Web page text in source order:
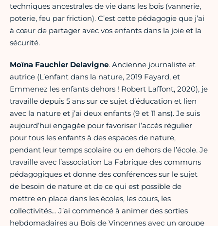
techniques ancestrales de vie dans les bois (vannerie,
poterie, feu par friction). C’est cette pédagogie que j’ai
à cœur de partager avec vos enfants dans la joie et la
sécurité.
Moïna Fauchier Delavigne. Ancienne journaliste et
autrice (L’enfant dans la nature, 2019 Fayard, et
Emmenez les enfants dehors ! Robert Laffont, 2020), je
travaille depuis 5 ans sur ce sujet d’éducation et lien
avec la nature et j’ai deux enfants (9 et 11 ans). Je suis
aujourd’hui engagée pour favoriser l’accès régulier
pour tous les enfants à des espaces de nature,
pendant leur temps scolaire ou en dehors de l’école. Je
travaille avec l’association La Fabrique des communs
pédagogiques et donne des conférences sur le sujet
de besoin de nature et de ce qui est possible de
mettre en place dans les écoles, les cours, les
collectivités… J’ai commencé à animer des sorties
hebdomadaires au Bois de Vincennes avec un groupe